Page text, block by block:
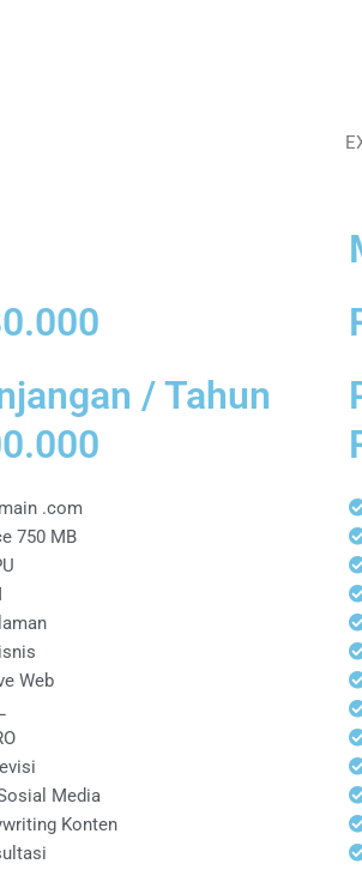
/ Tahun
.com
750 MB
Web
Media
Konten